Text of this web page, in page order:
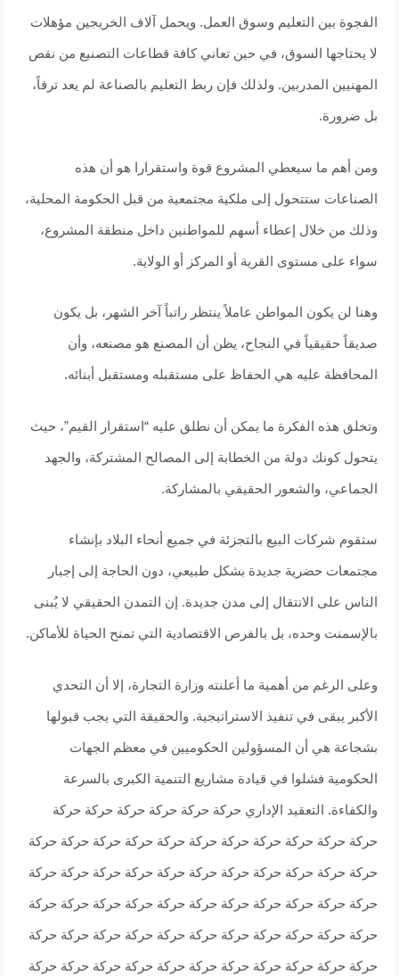
الفجوة بين التعليم وسوق العمل. ويحمل آلاف الخريجين مؤهلات
لا يحتاجها السوق، في حين تعاني كافة قطاعات التصنيع من نقص
المهنيين المدربين. ولذلك فإن ربط التعليم بالصناعة لم يعد ترفاً،
بل ضرورة.
ومن أهم ما سيعطي المشروع قوة واستقرارا هو أن هذه
الصناعات ستتحول إلى ملكية مجتمعية من قبل الحكومة المحلية،
وذلك من خلال إعطاء أسهم للمواطنين داخل منطقة المشروع،
سواء على مستوى القرية أو المركز أو الولاية.
وهنا لن يكون المواطن عاملاً ينتظر راتباً آخر الشهر، بل يكون
صديقاً حقيقياً في النجاح، يظن أن المصنع هو مصنعه، وأن
المحافظة عليه هي الحفاظ على مستقبله ومستقبل أبنائه.
وتخلق هذه الفكرة ما يمكن أن نطلق عليه “استقرار القيم”، حيث
يتحول كونك دولة من الخطابة إلى المصالح المشتركة، والجهد
الجماعي، والشعور الحقيقي بالمشاركة.
ستقوم شركات البيع بالتجزئة في جميع أنحاء البلاد بإنشاء
مجتمعات حضرية جديدة بشكل طبيعي، دون الحاجة إلى إجبار
الناس على الانتقال إلى مدن جديدة. إن التمدن الحقيقي لا يُبنى
بالإسمنت وحده، بل بالفرص الاقتصادية التي تمنح الحياة للأماكن.
وعلى الرغم من أهمية ما أعلنته وزارة التجارة، إلا أن التحدي
الأكبر يبقى في تنفيذ الاستراتيجية. والحقيقة التي يجب قبولها
بشجاعة هي أن المسؤولين الحكوميين في معظم الجهات
الحكومية فشلوا في قيادة مشاريع التنمية الكبرى بالسرعة
والكفاءة. التعقيد الإداري حركة حركة حركة حركة حركة حركة
حركة حركة حركة حركة حركة حركة حركة حركة حركة حركة حركة
حركة حركة حركة حركة حركة حركة حركة حركة حركة حركة حركة
حركة حركة حركة حركة حركة حركة حركة حركة حركة حركة حركة
حركة حركة حركة حركة حركة حركة حركة حركة حركة حركة حركة
حركة حركة حركة حركة حركة حركة حركة حركة حركة حركة حركة